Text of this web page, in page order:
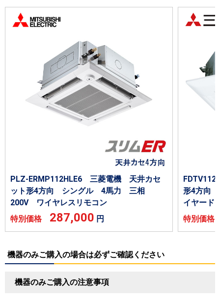
PLZ-ERMP112HLE6 三菱電機 天井カセ
ット形4方向 シングル 4馬力 三相
200V ワイヤレスリモコン
特別価格 287,000 円
形4方向
イヤード
特別価
機器のみご購入の場合は必ずご確認ください
機器のみご購入の注意事項